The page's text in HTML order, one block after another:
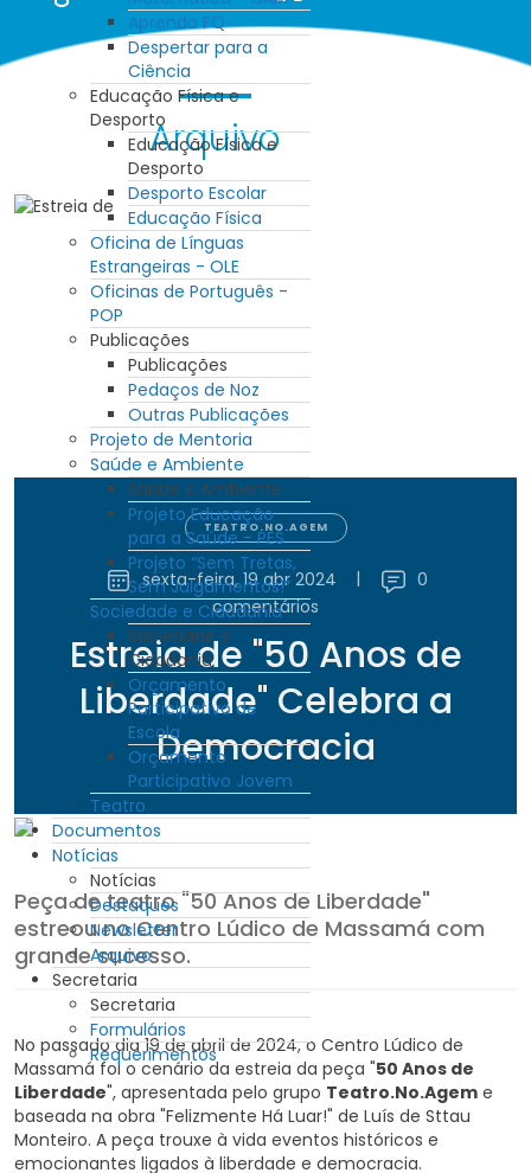
Aprendo FQ
Despertar para a
Ciência
Educação Física e
Desporto
Educação Física e
Desporto
Desporto Escolar
Educação Física
Oficina de Línguas
Estrangeiras - OLE
Oficinas de Português -
POP
Publicações
Publicações
Pedaços de Noz
Outras Publicações
Projeto de Mentoria
Saúde e Ambiente
Saúde e Ambiente
Projeto Educação
para a Saúde - PES
Projeto “Sem Tretas,
Sem Julgamentos!”
Sociedade e Cidadania
Sociedade e
Cidadania
Orçamento
Participativo de
Escola
Orçamento
Participativo Jovem
Teatro
Documentos
Notícias
Notícias
Destaques
Newsletter
Arquivo
Secretaria
Secretaria
Formulários
Requerimentos
Arquivo
TEATRO.NO.AGEM
sexta-feira, 19 abr 2024 |
0
comentários
Estreia de "50 Anos de
Liberdade" Celebra a
Democracia
Peça de teatro "50 Anos de Liberdade"
estreou no Centro Lúdico de Massamá com
grande sucesso.
No passado dia 19 de abril de 2024, o Centro Lúdico de
Massamá foi o cenário da estreia da peça "50 Anos de
Liberdade", apresentada pelo grupo Teatro.No.Agem e
baseada na obra "Felizmente Há Luar!" de Luís de Sttau
Monteiro. A peça trouxe à vida eventos históricos e
emocionantes ligados à liberdade e democracia.